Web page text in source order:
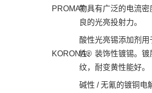
PROMAT物具有广泛的电流密
良的光亮投射力。
KORONA®
酸性光亮锡添加剂用
性、装饰性镀锡。镀
纹，耐变黄性能好。
碱性 / 无氰的镀铜电